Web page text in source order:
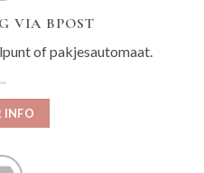
VIA BPOST
of pakjesautomaat.
INFO